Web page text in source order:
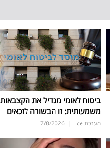
ביטוח לאומי מגדיל את הקצבאות
משמעותית: זו הבשורה לזכאים
מערכת ice |
7/8/2026